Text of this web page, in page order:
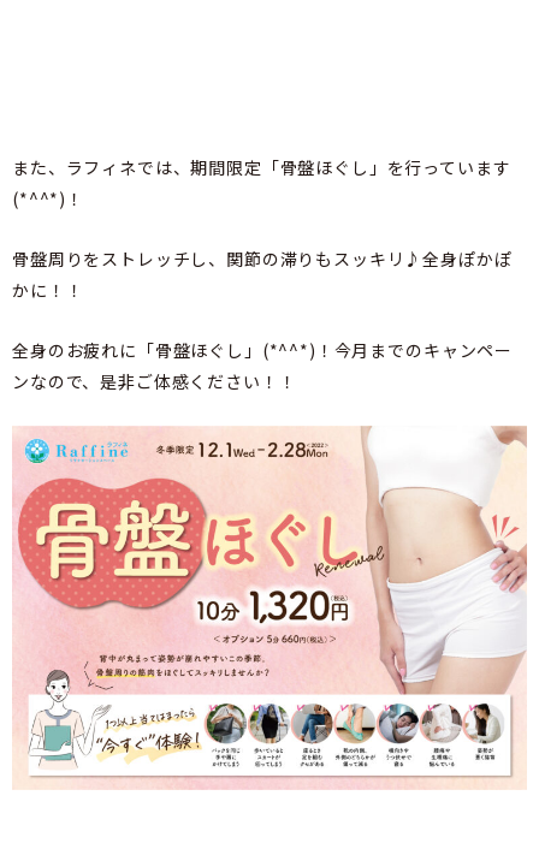
また、ラフィネでは、期間限定「骨盤ほぐし」を行っています
(*^^*)！
骨盤周りをストレッチし、関節の滞りもスッキリ♪全身ぽかぽ
かに！！
全身のお疲れに「骨盤ほぐし」(*^^*)！今月までのキャンペー
ンなので、是非ご体感ください！！